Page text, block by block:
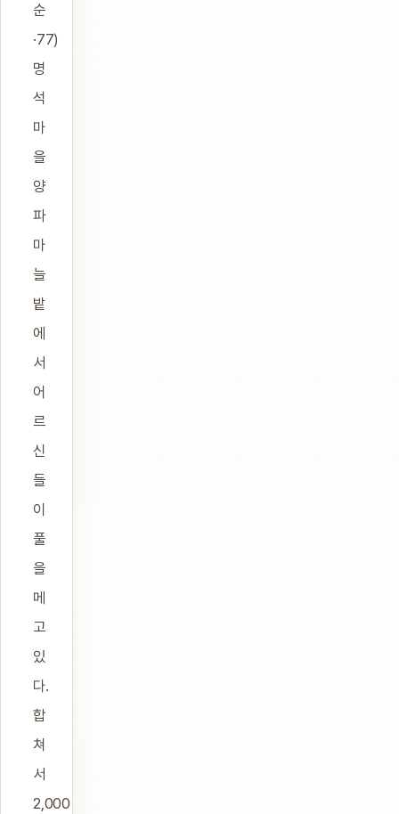
순
·77)
명
석
마
을
양
파
마
늘
밭
에
서
어
르
신
들
이
풀
을
메
고
있
다.
합
쳐
서
2,000